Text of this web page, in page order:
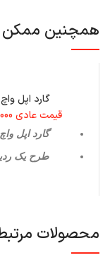
همچنین
گارد اپل
قیمت عادی
گارد اپل
طرح یک
محصولات